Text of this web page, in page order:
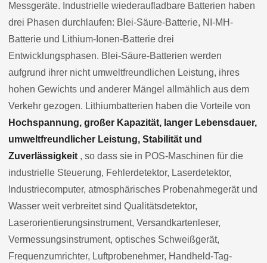
Messgeräte. Industrielle wiederaufladbare Batterien haben
drei Phasen durchlaufen: Blei-Säure-Batterie, NI-MH-
Batterie und Lithium-Ionen-Batterie drei
Entwicklungsphasen. Blei-Säure-Batterien werden
aufgrund ihrer nicht umweltfreundlichen Leistung, ihres
hohen Gewichts und anderer Mängel allmählich aus dem
Verkehr gezogen. Lithiumbatterien haben die Vorteile von
Hochspannung, großer Kapazität, langer Lebensdauer,
umweltfreundlicher Leistung, Stabilität und
Zuverlässigkeit , so dass sie in POS-Maschinen für die
industrielle Steuerung, Fehlerdetektor, Laserdetektor,
Industriecomputer, atmosphärisches Probenahmegerät und
Wasser weit verbreitet sind Qualitätsdetektor,
Laserorientierungsinstrument, Versandkartenleser,
Vermessungsinstrument, optisches Schweißgerät,
Frequenzumrichter, Luftprobenehmer, Handheld-Tag-